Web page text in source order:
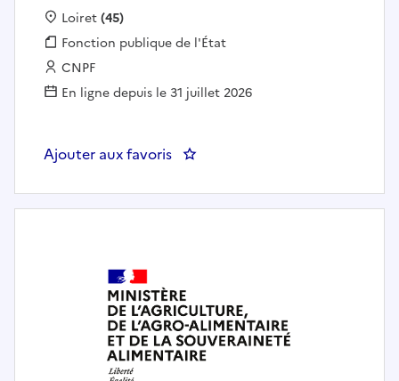
Localisation :
Loiret(45)
Fonction publique :
Fonction publique de l'État
Employeur :
CNPF
En ligne depuis le 31 juillet 2026
Ajouter aux favoris : Ingénieur spécialiste national